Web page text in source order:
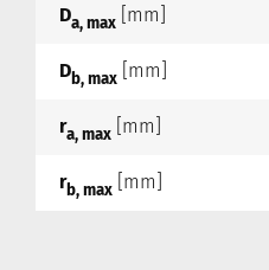
Da, max [mm]
Db, max [mm]
ra, max [mm]
rb, max [mm]